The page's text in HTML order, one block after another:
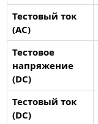
Тестовый ток
(AC)
Тестовое
напряжение
(DC)
Тестовый ток
(DC)